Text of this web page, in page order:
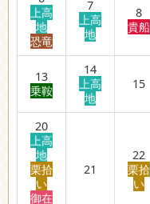
上高
地
恐竜
7
上高
地
8
貴船
13
乗鞍
14
上高
地
15
20
上高
地
栗拾
い
御在
21
22
栗拾
い